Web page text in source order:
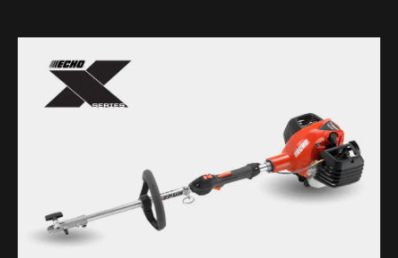
TROUVER VOS PIÈCES
L'ENTREPRISE
NOUS JOINDRE